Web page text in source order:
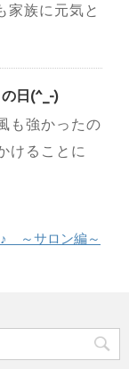
族に元気と
日(^_-)
も強かったの
けることに
～サロン編～